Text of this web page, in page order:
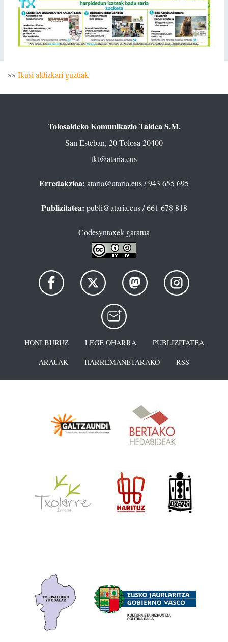
»» Ikusi aldizkari guztiak
Tolosaldeko Komunikazio Taldea S.M.
San Esteban, 20 Tolosa 20400
tkt@ataria.eus
Erredakzioa: ataria@ataria.eus/ 943 655 695
Publizitatea: publi@ataria.eus/ 661 678 818
Codesyntaxek garatua
HONI BURUZ LEGE OHARRA
PUBLIZITATEA
ARAUAK
HARREMANETARAKO RSS